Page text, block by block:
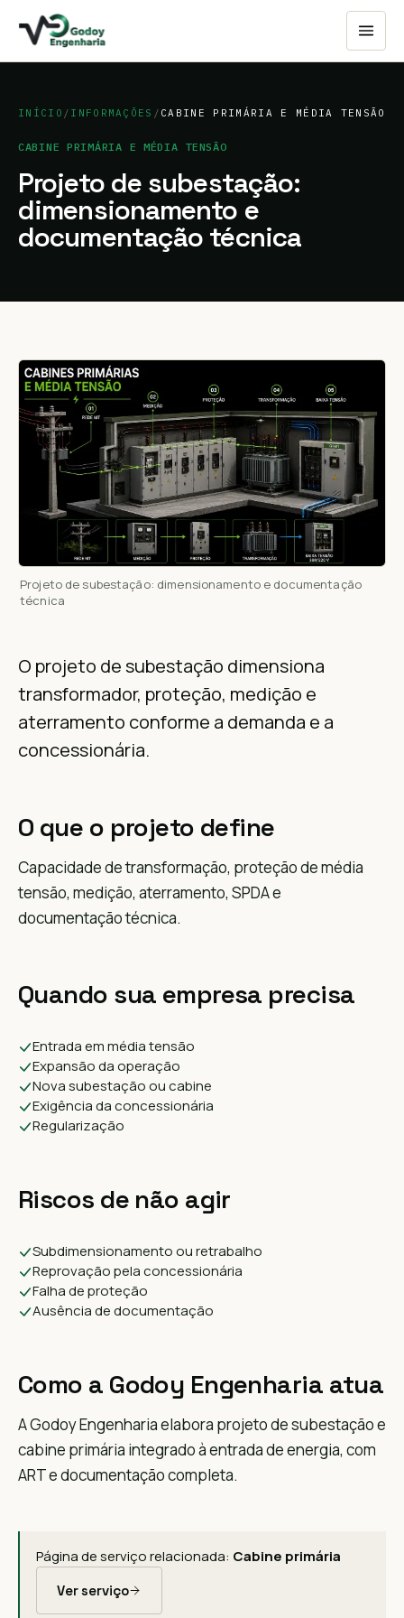
INÍCIO / INFORMAÇÕES / CABINE PRIMÁRIA E MÉDIA TENSÃO
CABINE PRIMÁRIA E MÉDIA TENSÃO
Projeto de subestação:
dimensionamento e
documentação técnica
Projeto de subestação: dimensionamento e documentação
técnica
O projeto de subestação dimensiona
transformador, proteção, medição e
aterramento conforme a demanda e a
concessionária.
O que o projeto define
Capacidade de transformação, proteção de média
tensão, medição, aterramento, SPDA e
documentação técnica.
Quando sua empresa precisa
Entrada em média tensão
Expansão da operação
Nova subestação ou cabine
Exigência da concessionária
Regularização
Riscos de não agir
Subdimensionamento ou retrabalho
Reprovação pela concessionária
Falha de proteção
Ausência de documentação
Como a Godoy Engenharia atua
A Godoy Engenharia elabora projeto de subestação e
cabine primária integrado à entrada de energia, com
ART e documentação completa.
Página de serviço relacionada: Cabine primária
Ver serviço